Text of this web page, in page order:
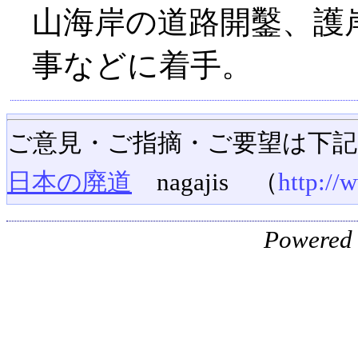
山海岸の道路開鑿、
事などに着手。
ご意見・ご指摘・ご要望は下
日本の廃道 nagajis （http://